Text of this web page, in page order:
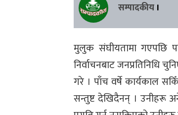
सम्पादकीय ।
मुलुक संघीयतामा गएपछि
निर्वाचनबाट जनप्रतिनिधि
गरे । पाँच वर्षे कार्यकाल
सन्तुष्ट देखिदैनन् । उनीहरू